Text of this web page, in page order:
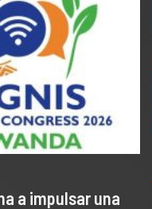
a impulsar una